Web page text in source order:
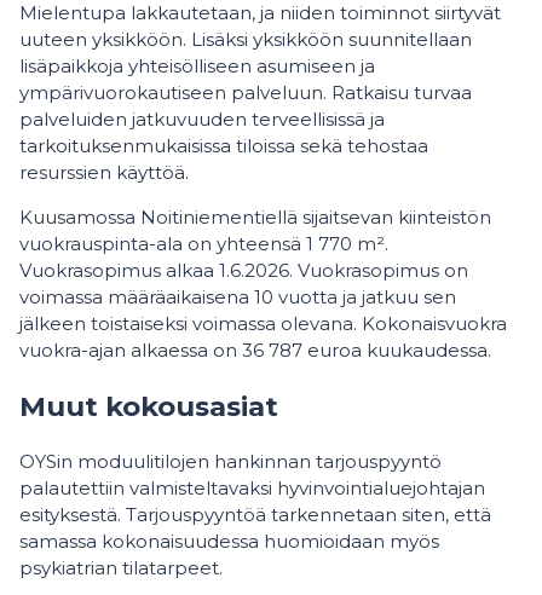
Mielentupa lakkautetaan, ja niiden toiminnot siirtyvät
uuteen yksikköön. Lisäksi yksikköön suunnitellaan
lisäpaikkoja yhteisölliseen asumiseen ja
ympärivuorokautiseen palveluun. Ratkaisu turvaa
palveluiden jatkuvuuden terveellisissä ja
tarkoituksenmukaisissa tiloissa sekä tehostaa
resurssien käyttöä.
Kuusamossa Noitiniementiellä sijaitsevan kiinteistön
vuokrauspinta-ala on yhteensä 1 770 m².
Vuokrasopimus alkaa 1.6.2026. Vuokrasopimus on
voimassa määräaikaisena 10 vuotta ja jatkuu sen
jälkeen toistaiseksi voimassa olevana. Kokonaisvuokra
vuokra-ajan alkaessa on 36 787 euroa kuukaudessa.
Muut kokousasiat
OYSin moduulitilojen hankinnan tarjouspyyntö
palautettiin valmisteltavaksi hyvinvointialuejohtajan
esityksestä. Tarjouspyyntöä tarkennetaan siten, että
samassa kokonaisuudessa huomioidaan myös
psykiatrian tilatarpeet.